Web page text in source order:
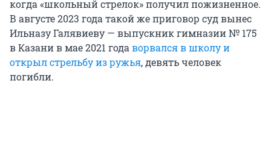
когда «школьный стрелок» получил пожизненное.
В августе 2023 года такой же приговор суд вынес
Ильназу Галявиеву — выпускник гимназии № 175
в Казани в мае 2021 года ворвался в школу и
открыл стрельбу из ружья, девять человек
погибли.